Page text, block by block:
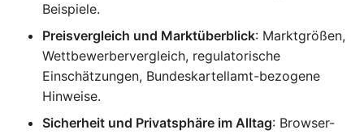
Beispiele.
Preisvergleich und Marktüberblick: Marktgrößen,
Wettbewerbervergleich, regulatorische
Einschätzungen, Bundeskartellamt-bezogene
Hinweise.
Sicherheit und Privatsphäre im Alltag: Browser-